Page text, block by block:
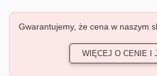
Gwarantujemy, że cena w naszym
WIĘCEJ O CENIE I